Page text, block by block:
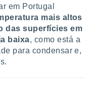
em Portugal
mais altos
das superfícies em
baixa, como está a
para condensar e,